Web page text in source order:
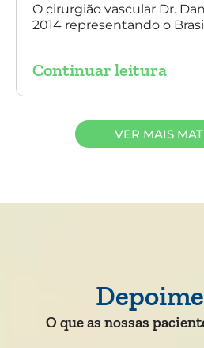
O cirurgião vascular Dr.
2014 representando o
Continuar leitura
VER MAIS
O que as nossas